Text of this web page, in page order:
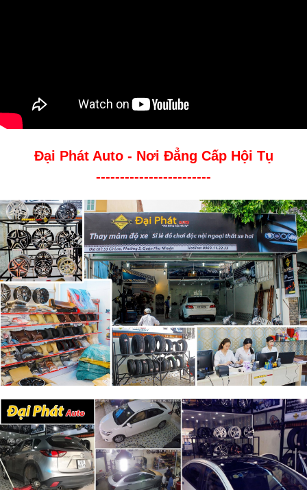
Đại Phát Auto - Nơi Đẳng Cấp Hội Tụ
------------------------